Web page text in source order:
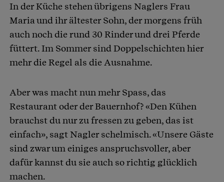
In der Küche stehen übrigens Naglers Frau
Maria und ihr ältester Sohn, der morgens früh
auch noch die rund 30 Rinder und drei Pferde
füttert. Im Sommer sind Doppelschichten hier
mehr die Regel als die Ausnahme.
Aber was macht nun mehr Spass, das
Restaurant oder der Bauernhof? «Den Kühen
brauchst du nur zu fressen zu geben, das ist
einfach», sagt Nagler schelmisch. «Unsere Gäste
sind zwar um einiges anspruchsvoller, aber
dafür kannst du sie auch so richtig glücklich
machen.